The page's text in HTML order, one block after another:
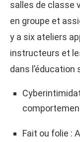
salles de classe
en groupe et
y a six ateliers
instructeurs et
dans l’éducation
Fait ou folie :